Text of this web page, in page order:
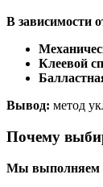
В зависимости
Клеевой
Вывод: метод
Почему
Мы выполняем